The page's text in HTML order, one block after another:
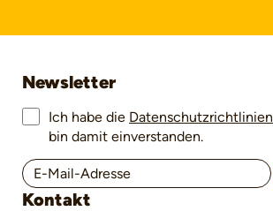
Newsletter
Ich habe die Datenschutzrichtlinien
bin damit einverstanden.
Kontakt